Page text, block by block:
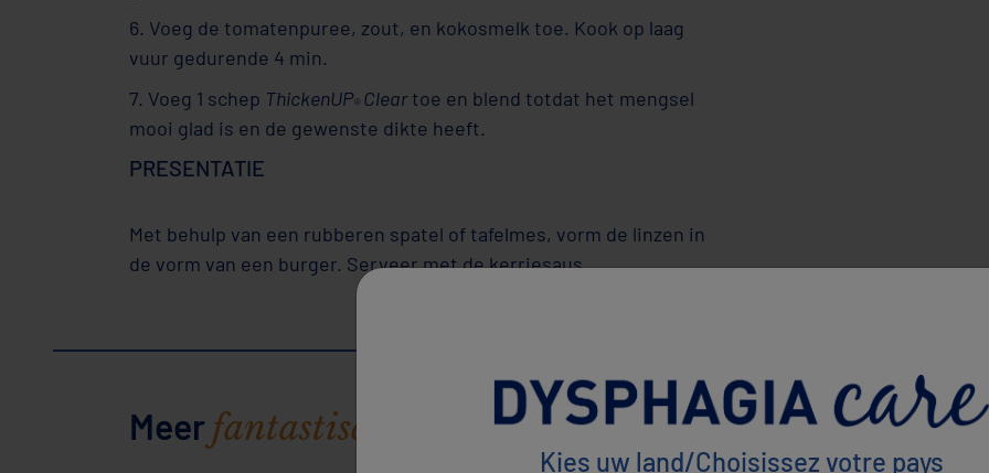
6. Voeg de tomatenpuree, zout, en kokosmelk toe. Kook op laag
vuur gedurende 4 min.
7. Voeg 1 schep ThickenUP® Cleartoe en blend totdat het mengsel
mooi glad is en de gewenste dikte heeft.
PRESENTATIE
Met behulp van een rubberen spatel of tafelmes, vorm de linzen in
de vorm van een burger. Serveer met de kerriesaus.
Meerfantastische recepten
Kies uw land/Choisissez votre pays